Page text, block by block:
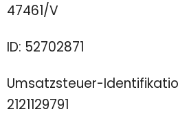
47461/V
ID: 52702871
Umsatzsteuer-
2121129791